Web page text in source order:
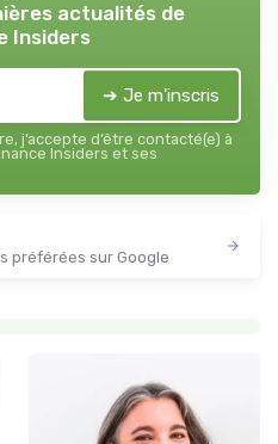
actualités de
Insiders
➔ Je m'inscris
j’accepte d’être contacté(e) à
Insiders et ses
préférées sur Google